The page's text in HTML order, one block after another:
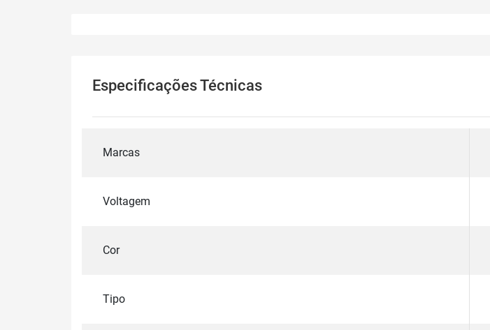
Especificações Técnicas
Marcas
Voltagem
Cor
Tipo